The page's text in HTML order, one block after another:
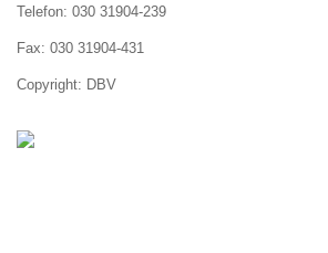
Telefon: 030 31904-239
Fax: 030 31904-431
Copyright: DBV